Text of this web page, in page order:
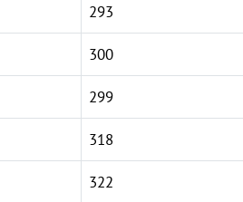
293
300
299
318
322